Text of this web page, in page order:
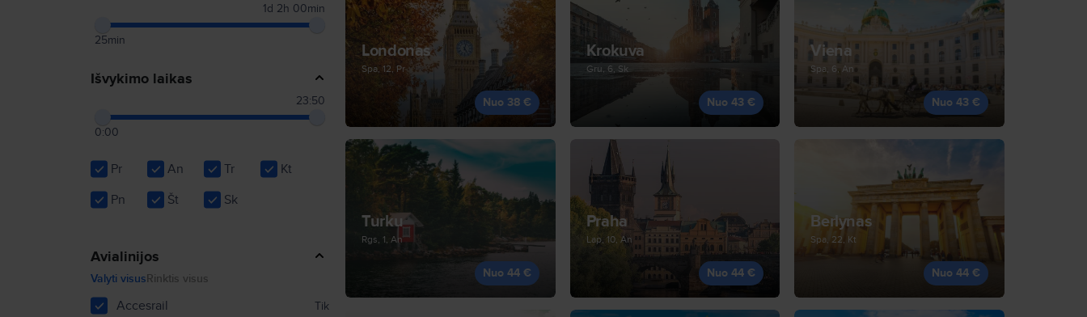
25min
1d 2h 00min
Išvykimo laikas
0:00
23:50
Pr An Tr
Kt
Pn
Št Sk
Avialinijos
Valyti visusRinktis visus
Accesrail Tik
Londonas
Spa, 12, Pr
Nuo 38 €
Krokuva
Gru, 6, Sk
Nuo 43 €
Viena
Spa, 6, An
Nuo 43 €
Turku
Rgs, 1, An
Nuo 44 €
Praha
Lap, 10, An
Nuo 44 €
Berlynas
Spa, 22, Kt
Nuo 44 €